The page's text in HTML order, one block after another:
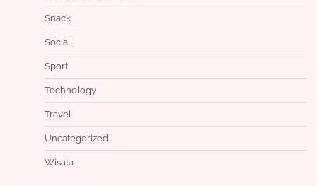
Snack
Social
Sport
Technology
Travel
Uncategorized
Wisata